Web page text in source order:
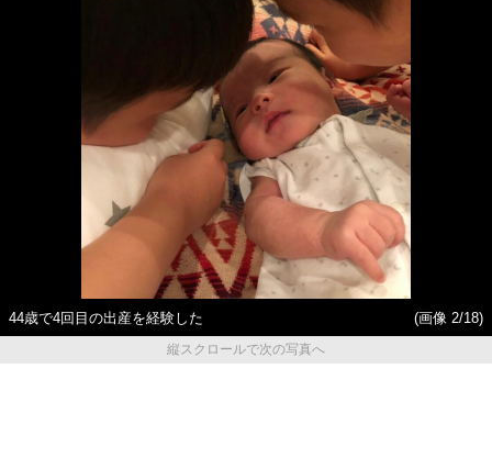
44歳で4回目の出産を経験した
(画像 2/18)
縦スクロールで次の写真へ